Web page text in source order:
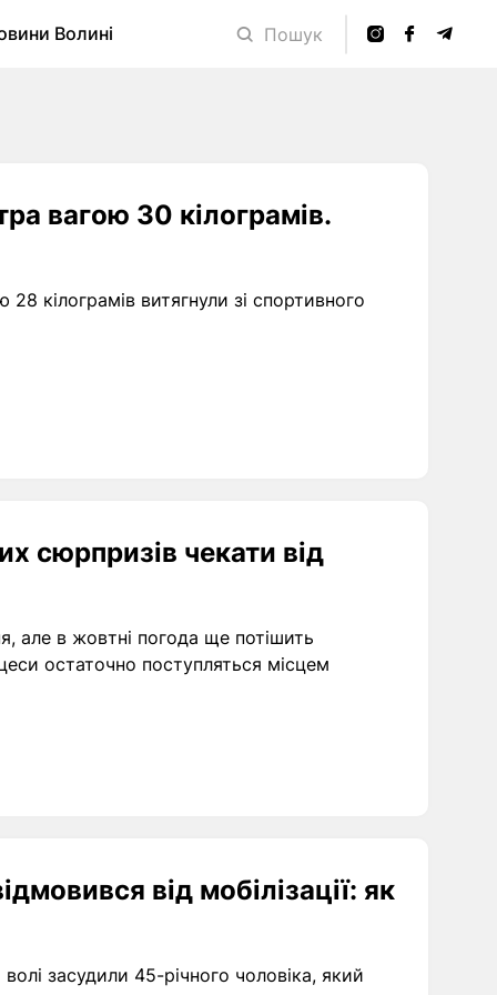
Волині Пошук
вагою 30 кілограмів.
кілограмів витягнули зі спортивного
сюрпризів чекати від
але в жовтні погода ще потішить
остаточно поступляться місцем
від мобілізації: як
засудили 45-річного чоловіка, який